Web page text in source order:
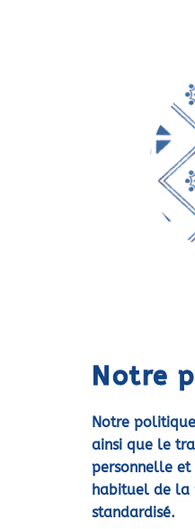
Notre
Notre
ainsi que le
personnelle et
habituel de la
standardisé.